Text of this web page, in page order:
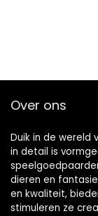
Over ons
Duik in de wereld
in detail is
dieren en
en kwaliteit,
stimuleren ze